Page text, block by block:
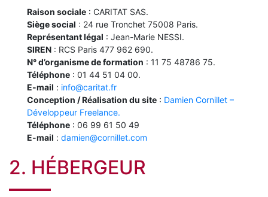
Raison sociale : CARITAT SAS.
Siège social : 24 rue Tronchet 75008 Paris.
Représentant légal : Jean-Marie NESSI.
SIREN : RCS Paris 477 962 690.
N° d’organisme de formation : 11 75 48786 75.
Téléphone : 01 44 51 04 00.
E-mail : info@caritat.fr
Conception / Réalisation du site : Damien Cornillet –
Développeur Freelance.
Téléphone : 06 99 61 50 49
E-mail : damien@cornillet.com
2. HÉBERGEUR